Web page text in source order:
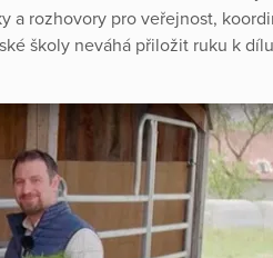
a rozhovory pro veřejnost,
školy neváhá přiložit ruku k